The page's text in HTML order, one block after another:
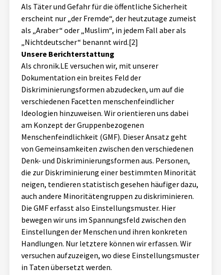
Als Täter und Gefahr für die öffentliche Sicherheit
erscheint nur „der Fremde“, der heutzutage zumeist
als „Araber“ oder „Muslim“, in jedem Fall aber als
„Nichtdeutscher“ benannt wird.[2]
Unsere Berichterstattung
Als chronik.LE versuchen wir, mit unserer
Dokumentation ein breites Feld der
Diskriminierungsformen abzudecken, um auf die
verschiedenen Facetten menschenfeindlicher
Ideologien hinzuweisen. Wir orientieren uns dabei
am Konzept der Gruppenbezogenen
Menschenfeindlichkeit (GMF). Dieser Ansatz geht
von Gemeinsamkeiten zwischen den verschiedenen
Denk- und Diskriminierungsformen aus. Personen,
die zur Diskriminierung einer bestimmten Minorität
neigen, tendieren statistisch gesehen häufiger dazu,
auch andere Minoritätengruppen zu diskriminieren.
Die GMF erfasst also Einstellungsmuster. Hier
bewegen wir uns im Spannungsfeld zwischen den
Einstellungen der Menschen und ihren konkreten
Handlungen. Nur letztere können wir erfassen. Wir
versuchen aufzuzeigen, wo diese Einstellungsmuster
in Taten übersetzt werden.